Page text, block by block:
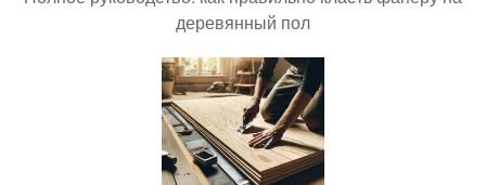
деревянный пол